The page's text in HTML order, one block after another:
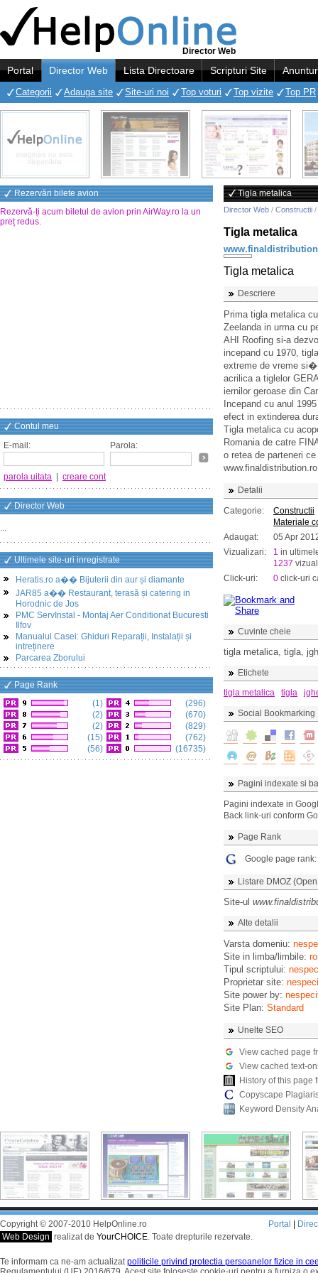
Director Web
Portal Director Web Lista Directoare Scripturi Site
Categorii Adauga site Site-uri noi Top voturi Top vizite Top PR
Rezervări bilete avion
Rezervă-ți acum biletul de avion prin AirWay.ro la un
preț redus.
Contul meu
E-mail:
Parola:
parola uitata creare cont
Director Web
...
Ultimele site-uri inregistrate
Heratis.ro a�� Bijuterii din aur și diamante
JAR85 a�� Restaurant, terasă și catering in
Horodnic de Jos
PMC ServInstal - Montaj Aer Conditionat Bucuresti
Ilfov
Manualul Casei: Ghiduri Reparații, Instalații și
intreținere
Parcarea Zborului
Page Rank
(1)
(2)
(2)
(15)
(56)
(296)
(670)
(829)
(762)
(16735)
Tigla metalica
Director Web / Constructii /
Tigla metalica
Tigla metalica
Descriere
Prima tigla metalica
Zeelanda in urma cu
AHI Roofing si-a
incepand cu 1970,
extreme de vreme
acrilica a tiglelor
iernilor geroase din
Incepand cu anul
efect in extinderea
Tigla metalica cu
Romania de catre
o retea de parteneri
www.finaldistribution.ro
Detalii
Categorie:
Constructii
Materiale
Adaugat:
05 Apr
Vizualizari:
1 in
1237
Click-uri:
0 click-uri
Cuvinte cheie
tigla metalica, tigla,
Etichete
tigla metalica
tigla
Social Bookmarking
Pagini indexate si
Pagini indexate in
Back link-uri conform
Page Rank
Google page rank:
Listare DMOZ
Site-ul
Alte detalii
Varsta domeniu:
Site in limba/limbile: ro
Tipul scriptului:
Proprietar site:
Site power by:
Site Plan: Standard
Unelte SEO
View cached page
View cached text-
History of this page
Copyscape
Keyword Density
Copyright © 2007-2010 HelpOnline.ro
Web Design realizat de YourCHOICE. Toate drepturile rezervate.
Portal
Te informam ca ne-am actualizatpoliticile privind protectia persoanelor fizice in